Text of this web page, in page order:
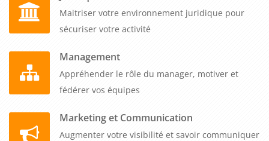
Maitriser votre environnement juridique pour
sécuriser votre activité
Management
Appréhender le rôle du manager, motiver et
fédérer vos équipes
Marketing et Communication
Augmenter votre visibilité et savoir communiquer